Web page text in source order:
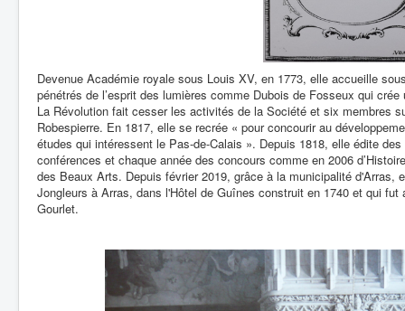
Devenue Académie royale sous Louis XV, en 1773, elle accueille
pénétrés de l’esprit des lumières comme Dubois de Fosseux qui
La Révolution fait cesser les activités de la Société et six membres
Robespierre. En 1817, elle se recrée « pour concourir au
études qui intéressent le Pas-de-Calais ». Depuis 1818, elle édite
conférences et chaque année des concours comme en 2006
des Beaux Arts. Depuis février 2019, grâce à la municipalité d'Arras,
Jongleurs à Arras, dans l'Hôtel de Guînes construit en 1740 et qui
Gourlet.